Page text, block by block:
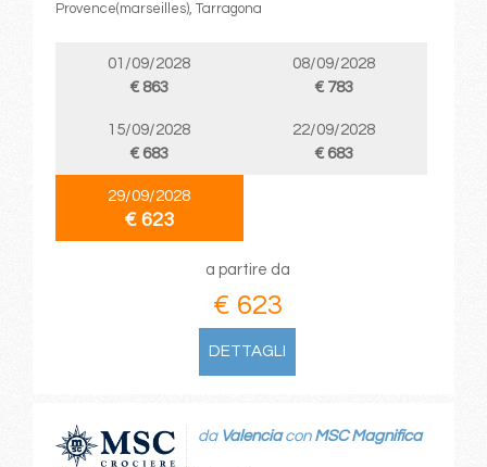
Provence(marseilles), Tarragona
01/09/2028
€ 863
08/09/2028
€ 783
15/09/2028
€ 683
22/09/2028
€ 683
29/09/2028
€ 623
a partire da
€ 623
DETTAGLI
da Valenciacon MSC Magnifica